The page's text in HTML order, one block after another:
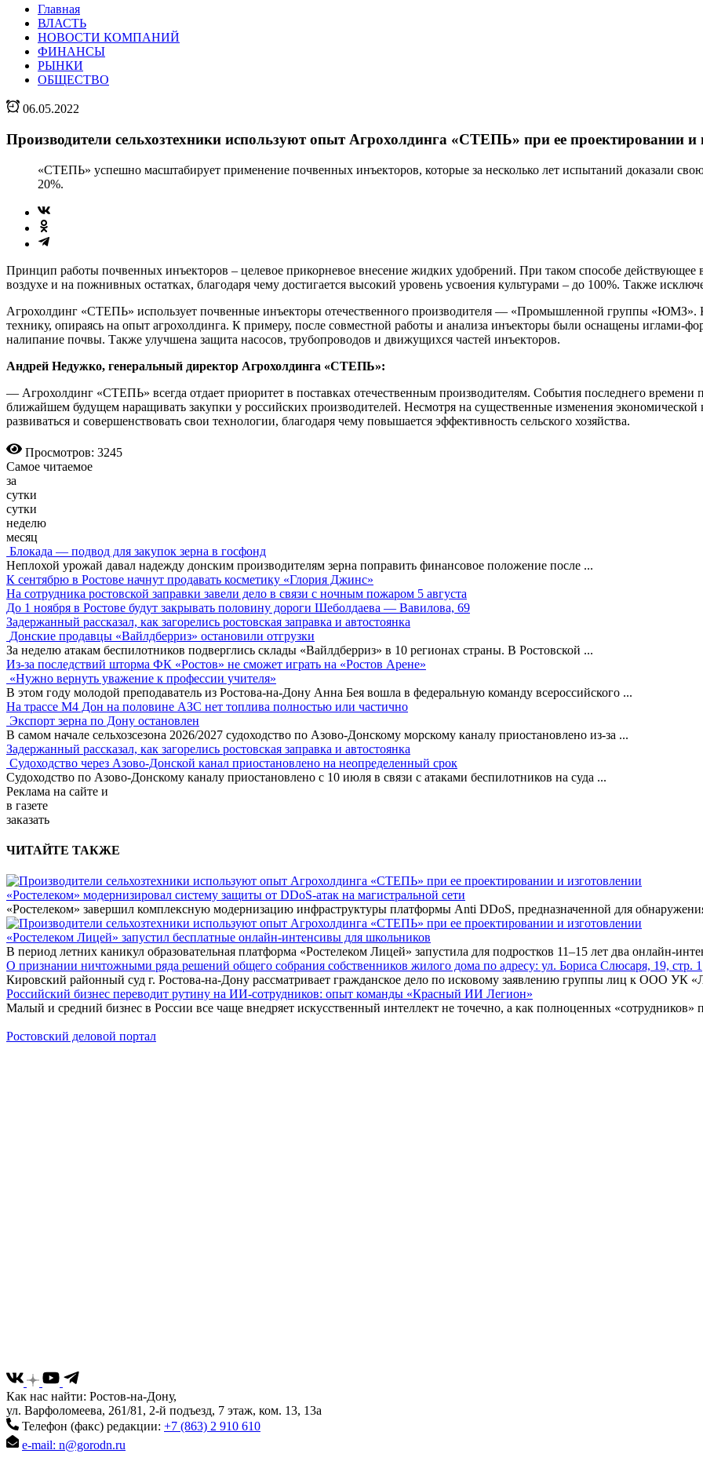
Главная
ВЛАСТЬ
НОВОСТИ КОМПАНИЙ
ФИНАНСЫ
РЫНКИ
ОБЩЕСТВО
06.05.2022
Производители сельхозтехники используют опыт Агрохолдинга «СТЕПЬ» при ее проектировании и
«СТЕПЬ» успешно масштабирует применение почвенных инъекторов, которые за несколько лет испытаний доказали
20%.
Принцип работы почвенных инъекторов – целевое прикорневое внесение жидких удобрений. При таком способе действующее
воздухе и на пожнивных остатках, благодаря чему достигается высокий уровень усвоения культурами – до 100%. Также
Агрохолдинг «СТЕПЬ» использует почвенные инъекторы отечественного производителя — «Промышленной группы «ЮМЗ».
технику, опираясь на опыт агрохолдинга. К примеру, после совместной работы и анализа инъекторы были оснащены иглами-
налипание почвы. Также улучшена защита насосов, трубопроводов и движущихся частей инъекторов.
Андрей Недужко, генеральный директор Агрохолдинга «СТЕПЬ»:
— Агрохолдинг «СТЕПЬ» всегда отдает приоритет в поставках отечественным производителям. События последнего времени
ближайшем будущем наращивать закупки у российских производителей. Несмотря на существенные изменения
развиваться и совершенствовать свои технологии, благодаря чему повышается эффективность сельского хозяйства.
Просмотров: 3245
Самое читаемое
за
сутки
сутки
неделю
месяц
Блокада — подвод для закупок зерна в госфонд
Неплохой урожай давал надежду донским производителям зерна поправить финансовое положение после ...
К сентябрю в Ростове начнут продавать косметику «Глория Джинс»
На сотрудника ростовской заправки завели дело в связи с ночным пожаром 5 августа
До 1 ноября в Ростове будут закрывать половину дороги Шеболдаева — Вавилова, 69
Задержанный рассказал, как загорелись ростовская заправка и автостоянка
Донские продавцы «Вайлдберриз» остановили отгрузки
За неделю атакам беспилотников подверглись склады «Вайлдберриз» в 10 регионах страны. В Ростовской ...
Из-за последствий шторма ФК «Ростов» не сможет играть на «Ростов Арене»
«Нужно вернуть уважение к профессии учителя»
В этом году молодой преподаватель из Ростова-на-Дону Анна Бея вошла в федеральную команду всероссийского ...
На трассе М4 Дон на половине АЗС нет топлива полностью или частично
Экспорт зерна по Дону остановлен
В самом начале сельхозсезона 2026/2027 судоходство по Азово-Донскому морскому каналу приостановлено из-за ...
Задержанный рассказал, как загорелись ростовская заправка и автостоянка
Судоходство через Азово-Донской канал приостановлено на неопределенный срок
Судоходство по Азово-Донскому каналу приостановлено с 10 июля в связи с атаками беспилотников на суда ...
Реклама на сайте и
в газете
заказать
ЧИТАЙТЕ ТАКЖЕ
«Ростелеком» модернизировал систему защиты от DDoS-атак на магистральной сети
«Ростелеком» завершил комплексную модернизацию инфраструктуры платформы Anti DDoS, предназначенной для
«Ростелеком Лицей» запустил бесплатные онлайн-интенсивы для школьников
В период летних каникул образовательная платформа «Ростелеком Лицей» запустила для подростков 11–15 лет два онлайн-
О признании ничтожными ряда решений общего собрания собственников жилого дома по адресу: ул. Бориса Слюсаря, 19, стр. 1
Кировский районный суд г. Ростова-на-Дону рассматривает гражданское дело по исковому заявлению группы лиц к ООО УК
Российский бизнес переводит рутину на ИИ-сотрудников: опыт команды «Красный ИИ Легион»
Малый и средний бизнес в России все чаще внедряет искусственный интеллект не точечно, а как полноценных «сотрудников»
Ростовский деловой портал
Как нас найти: Ростов-на-Дону,
ул. Варфоломеева, 261/81, 2-й подъезд, 7 этаж, ком. 13, 13а
Телефон (факс) редакции: +7 (863) 2 910 610
e-mail: n@gorodn.ru